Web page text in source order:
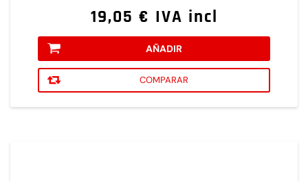
19,05 € IVA incl
AÑADIR
COMPARAR